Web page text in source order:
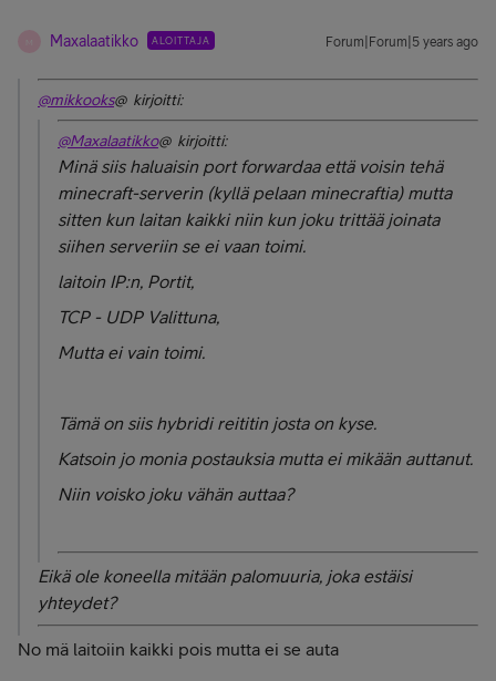
Maxalaatikko ALOITTAJA Forum|Forum|5 years ago
@mikkooks@ kirjoitti:
@Maxalaatikko@ kirjoitti:
Minä siis haluaisin port forwardaa että voisin tehä
minecraft-serverin (kyllä pelaan minecraftia) mutta
sitten kun laitan kaikki niin kun joku trittää joinata
siihen serveriin se ei vaan toimi.
laitoin IP:n, Portit,
TCP - UDP Valittuna,
Mutta ei vain toimi.
Tämä on siis hybridi reititin josta on kyse.
Katsoin jo monia postauksia mutta ei mikään auttanut.
Niin voisko joku vähän auttaa?
Eikä ole koneella mitään palomuuria, joka estäisi
yhteydet?
No mä laitoiin kaikki pois mutta ei se auta